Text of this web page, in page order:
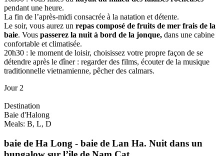
pendant une heure.
La fin de l’après-midi consacrée à la natation et détente.
Le soir, vous aurez un repas composé de fruits de mer frais de la
baie. Vous passerez la nuit à bord de la jonque, dans une cabine
confortable et climatisée.
20h30 : le moment de loisir, choisissez votre propre façon de se
détendre après le dîner : regarder des films, écouter de la musique
traditionnelle vietnamienne, pêcher des calmars.
Jour 2
Destination
Baie d'Halong
Meals: B, L, D
baie de Ha Long - baie de Lan Ha. Nuit dans un